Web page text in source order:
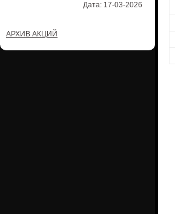
Дата: 17-03-2026
АРХИВ АКЦИЙ